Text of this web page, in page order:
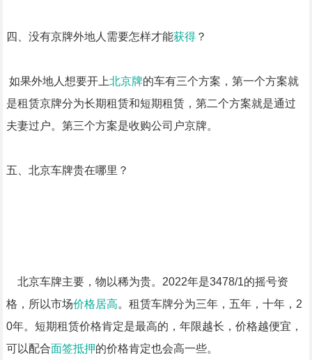
四、没有京牌外地人需要怎样才能获得？
如果外地人想要开上北京牌的车有三个方案，第一个方案就
是租赁京牌分为长期租赁和短期租赁，第二个方案就是通过
夫妻过户。第三个方案是收购公司户京牌。
五、北京车牌贵在哪里？
北京车牌主要，物以稀为贵。2022年是3478/1的摇号资
格，所以市场价格居高。租赁车牌分为三年，五年，十年，2
0年。短期租赁价格肯定是最高的，年限越长，价格越便宜，
可以配合面签抵押的价格肯定也会高一些。